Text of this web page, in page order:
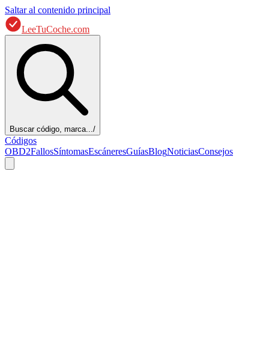
Saltar al contenido principal
LeeTuCoche.com
Buscar código, marca.../
Códigos
OBD2FallosSíntomasEscáneresGuíasBlogNoticiasConsejos